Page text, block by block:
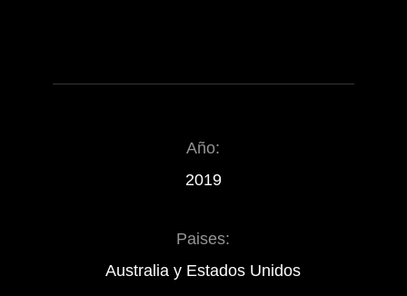
Año:
2019
Paises:
Australia y Estados Unidos